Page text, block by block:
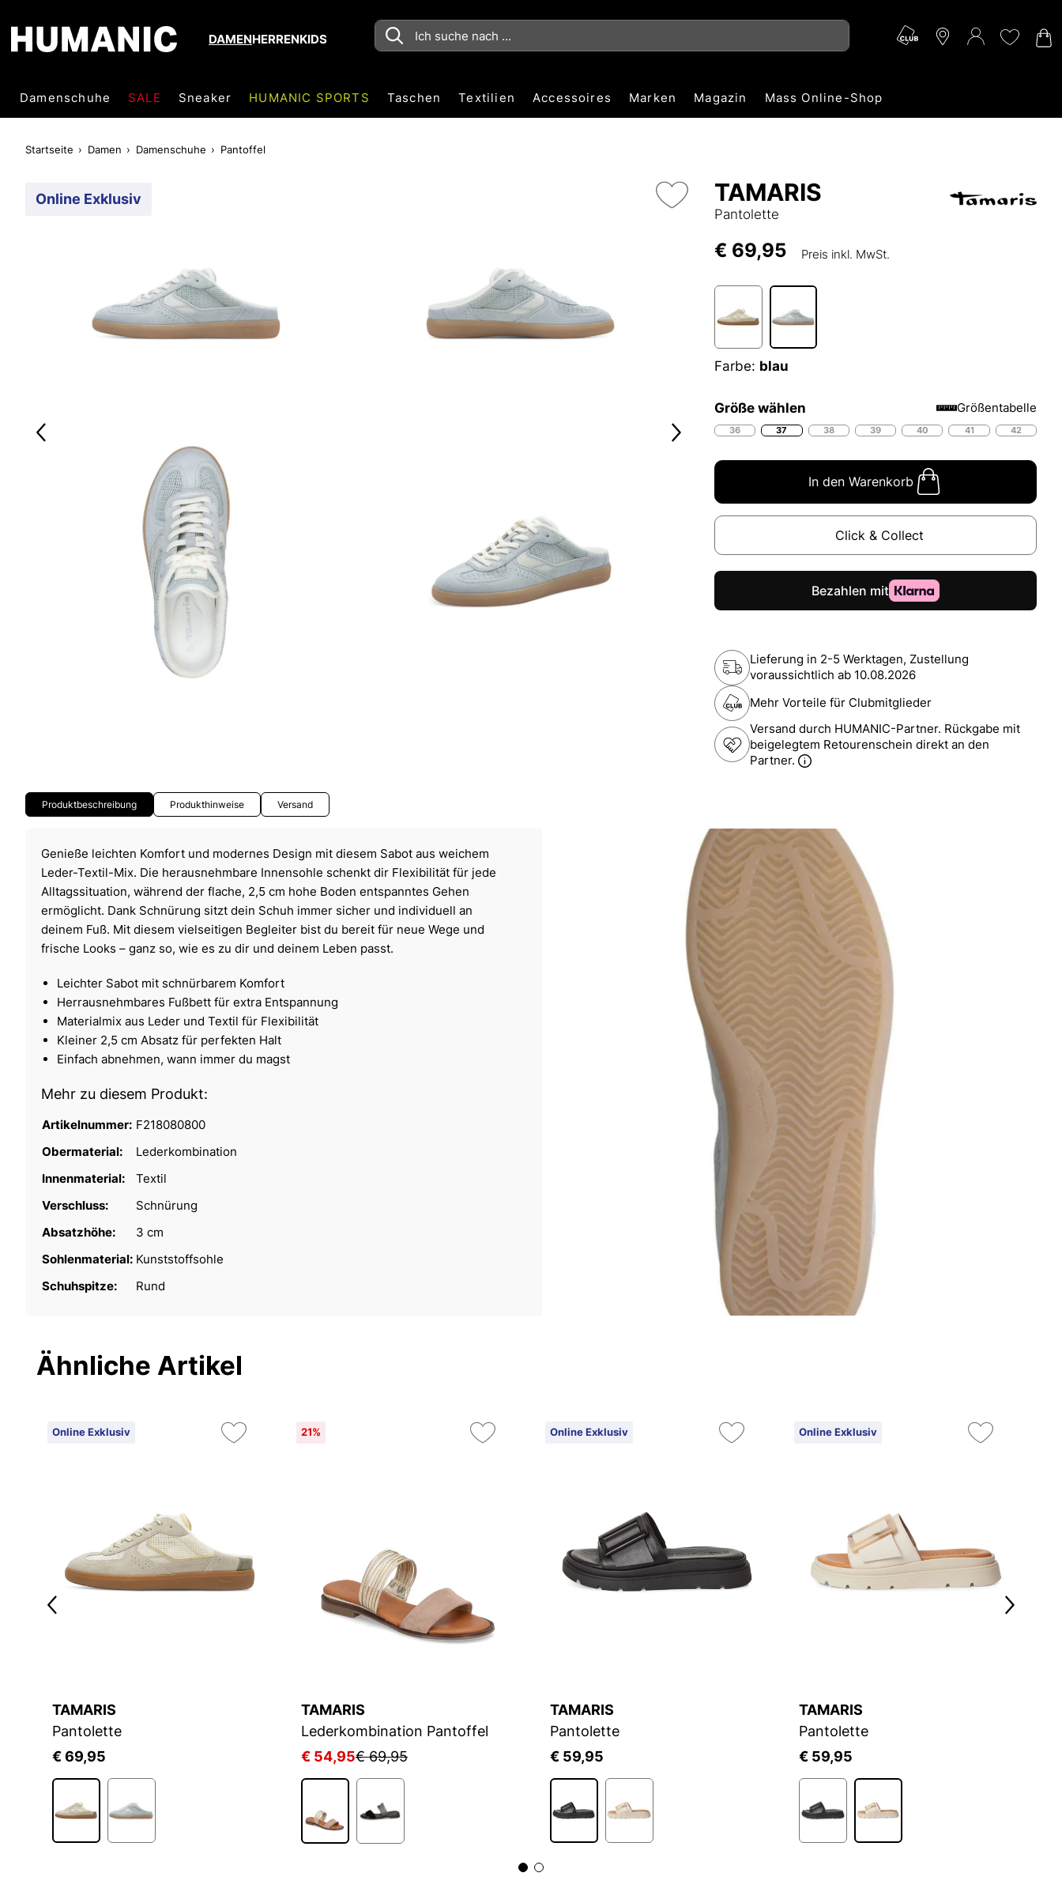
DAMENHERRENKIDS
Damenschuhe SALE Sneaker HUMANIC SPORTS Taschen Textilien Accessoires Marken Magazin Mass Online-Shop
Startseite Damen Damenschuhe Pantoffel
Online Exklusiv TAMARIS
Pantolette
€ 69,95 Preis inkl. MwSt.
Farbe: blau
Größe wählen Größentabelle
36 37 38 39 40 41 42
In den Warenkorb
Click & Collect
Lieferung in 2-5 Werktagen, Zustellung
voraussichtlich ab 10.08.2026
Mehr Vorteile für Clubmitglieder
Versand durch HUMANIC-Partner. Rückgabe mit
beigelegtem Retourenschein direkt an den
Partner.
Produktbeschreibung Produkthinweise Versand
Genieße leichten Komfort und modernes Design mit diesem Sabot aus weichem
Leder-Textil-Mix. Die herausnehmbare Innensohle schenkt dir Flexibilität für jede
Alltagssituation, während der flache, 2,5 cm hohe Boden entspanntes Gehen
ermöglicht. Dank Schnürung sitzt dein Schuh immer sicher und individuell an
deinem Fuß. Mit diesem vielseitigen Begleiter bist du bereit für neue Wege und
frische Looks – ganz so, wie es zu dir und deinem Leben passt.
Leichter Sabot mit schnürbarem Komfort
Herrausnehmbares Fußbett für extra Entspannung
Materialmix aus Leder und Textil für Flexibilität
Kleiner 2,5 cm Absatz für perfekten Halt
Einfach abnehmen, wann immer du magst
Mehr zu diesem Produkt:
Artikelnummer: F218080800
Obermaterial:
Lederkombination
Innenmaterial:
Textil
Verschluss:
Schnürung
Absatzhöhe:
3 cm
Sohlenmaterial: Kunststoffsohle
Schuhspitze:
Rund
Ähnliche Artikel
Online Exklusiv
TAMARIS
Pantolette
€ 69,95
21%
TAMARIS
Lederkombination Pantoffel
€ 54,95€ 69,95
Online Exklusiv
TAMARIS
Pantolette
€ 59,95
Online Exklusiv
TAMARIS
Pantolette
€ 59,95